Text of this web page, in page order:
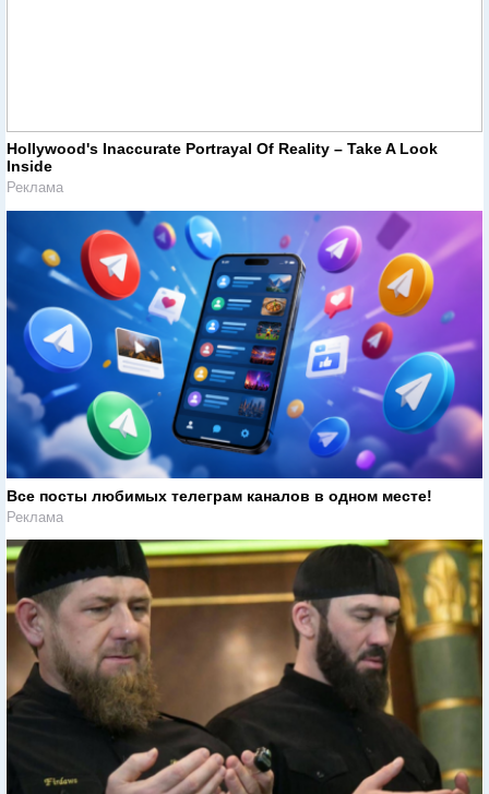
Hollywood's Inaccurate Portrayal Of Reality – Take A Look
Inside
Реклама
Все посты любимых телеграм каналов в одном месте!
Реклама